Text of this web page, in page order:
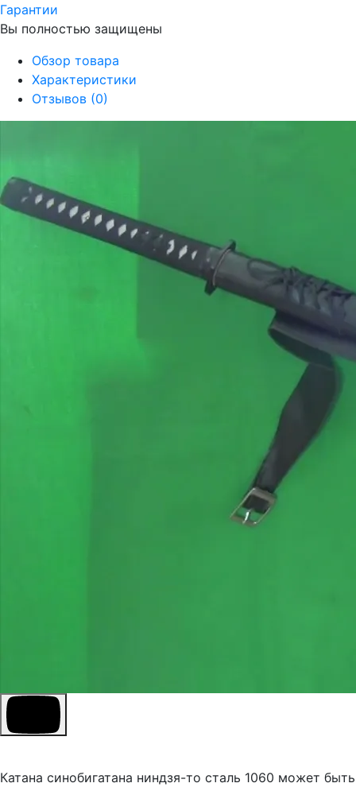
Гарантии
Вы полностью защищены
Обзор товара
Характеристики
Отзывов (0)
Катана синобигатана ниндзя-то сталь 1060 может быть